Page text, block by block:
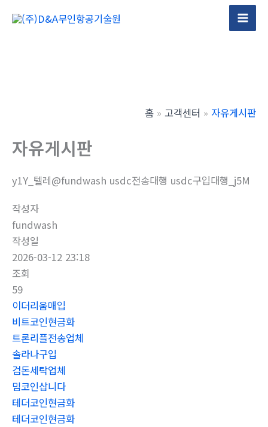
Main
홈 고객센터 자유게시판
자유게시판
y1Y_텔레@fundwash usdc전송대행 usdc구입대행_j5M
작성자
fundwash
작성일
2026-03-12 23:18
조회
59
이더리움매입
비트코인현금화
트론리플전송업체
솔라나구입
검돈세탁업체
밈코인삽니다
테더코인현금화
테더코인현금화